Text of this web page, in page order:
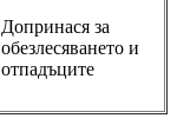
Допринася за
обезлесяването и
отпадъците